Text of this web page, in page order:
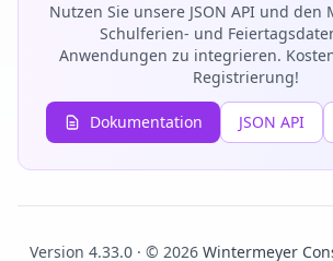
Nutzen Sie unsere JSON API und den
Schulferien- und
Anwendungen zu integrieren.
Registrierung!
Dokumentation JSON API
Version 4.33.0 · © 2026 Wintermeyer